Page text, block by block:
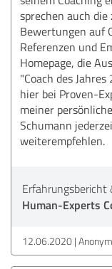
sprechen auch
Bewertungen auf
Referenzen und
Homepage, die
"Coach des
hier bei Proven-
meiner
Schumann
weiterempfehlen.
Erfahrungsbericht
Human-Experts
12.06.2020 Anonym